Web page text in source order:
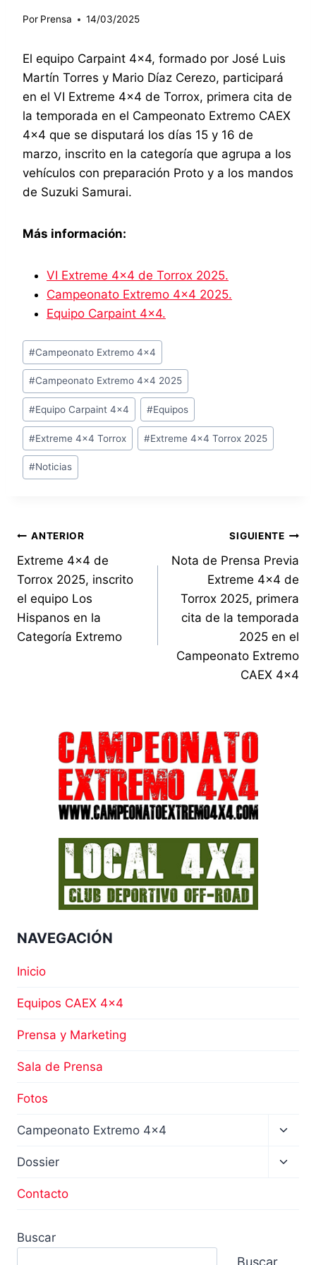
Por Prensa 14/03/2025
El equipo Carpaint 4×4, formado por José Luis
Martín Torres y Mario Díaz Cerezo, participará
en el VI Extreme 4×4 de Torrox, primera cita de
la temporada en el Campeonato Extremo CAEX
4×4 que se disputará los días 15 y 16 de
marzo, inscrito en la categoría que agrupa a los
vehículos con preparación Proto y a los mandos
de Suzuki Samurai.
Más información:
VI Extreme 4×4 de Torrox 2025.
Campeonato Extremo 4×4 2025.
Equipo Carpaint 4×4.
Etiquetas
de
la
entrada:
#Campeonato Extremo 4x4
#Campeonato Extremo 4x4 2025
#Equipo Carpaint 4x4 #Equipos
#Extreme 4x4 Torrox #Extreme 4x4 Torrox 2025
#Noticias
Navegación
de
entradas
ANTERIOR
Extreme 4×4 de
Torrox 2025, inscrito
el equipo Los
Hispanos en la
Categoría Extremo
SIGUIENTE
Nota de Prensa Previa
Extreme 4×4 de
Torrox 2025, primera
cita de la temporada
2025 en el
Campeonato Extremo
CAEX 4×4
NAVEGACIÓN
Inicio
Equipos CAEX 4×4
Prensa y Marketing
Sala de Prensa
Fotos
Campeonato Extremo 4×4
hijo
Dossier
Contacto
Buscar
Buscar